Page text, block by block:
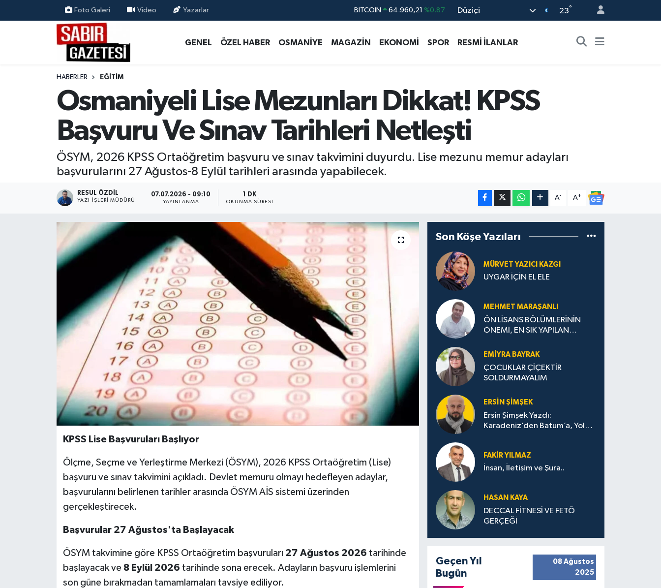
Foto Galeri Video Yazarlar DOLAR 47,7436 %0.18 Düziçi 23°
GENEL ÖZEL HABER OSMANİYE MAGAZİN EKONOMİ SPOR RESMİ İLANLAR
HABERLER EĞITIM
Osmaniyeli Lise Mezunları Dikkat! KPSS
Başvuru Ve Sınav Tarihleri Netleşti
ÖSYM, 2026 KPSS Ortaöğretim başvuru ve sınav takvimini duyurdu. Lise mezunu memur adayları
başvurularını 27 Ağustos-8 Eylül tarihleri arasında yapabilecek.
RESUL ÖZDIL
YAZI İŞLERI MÜDÜRÜ
07.07.2026 - 09:10
YAYINLANMA
1 DK
OKUNMA SÜRESI
A- A+
KPSS Lise Başvuruları Başlıyor
Ölçme, Seçme ve Yerleştirme Merkezi (ÖSYM), 2026 KPSS Ortaöğretim (Lise)
başvuru ve sınav takvimini açıkladı. Devlet memuru olmayı hedefleyen adaylar,
başvurularını belirlenen tarihler arasında ÖSYM AİS sistemi üzerinden
gerçekleştirecek.
Başvurular 27 Ağustos'ta Başlayacak
ÖSYM takvimine göre KPSS Ortaöğretim başvuruları 27 Ağustos 2026 tarihinde
başlayacak ve 8 Eylül 2026 tarihinde sona erecek. Adayların başvuru işlemlerini
son güne bırakmadan tamamlamaları tavsiye ediliyor.
Son Köşe Yazıları
MÜRVET YAZICI KAZGI
UYGAR İÇİN EL ELE
MEHMET MARAŞANLI
ÖN LİSANS BÖLÜMLERİNİN
ÖNEMİ, EN SIK YAPILAN
STRATEJİLERİ
EMIYRA BAYRAK
ÇOCUKLAR ÇİÇEKTİR
SOLDURMAYALIM
ERSIN ŞIMŞEK
Ersin Şimşek Yazdı:
Karadeniz’den Batum’a, Yolun
FAKIR YILMAZ
İnsan, İletişim ve Şura..
HASAN KAYA
DECCAL FİTNESİ VE FETÖ
GERÇEĞİ
Geçen Yıl
Bugün
08 Ağustos
2025
ÖZEL HABER
MAGAZİN
EKONOMİ
RESMİ İLANLAR
Osmaniye Nöbetçi Eczaneler
Osmaniye Hava Durumu
Osmaniye Trafik Yoğunluk Haritası
Süper Lig Puan Durumu ve Fikstür
Tüm Manşetler
Son Dakika Haberleri
Haber Arşivi